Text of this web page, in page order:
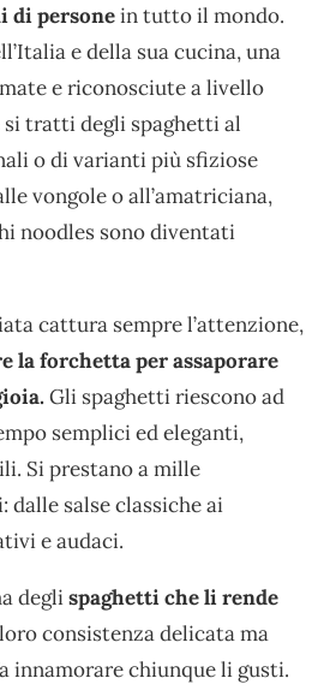
di personein tutto il mondo.
e della sua cucina, una
e riconosciute a livello
tratti degli spaghetti al
o di varianti più sfiziose
vongole o all’amatriciana,
noodles sono diventati
cattura sempre l’attenzione,
la forchetta per assaporare
Gli spaghetti riescono ad
semplici ed eleganti,
Si prestano a mille
dalle salse classiche ai
e audaci.
deglispaghetti che li rende
consistenza delicata ma
innamorare chiunque li gusti.